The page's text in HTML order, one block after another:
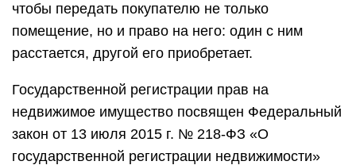
чтобы передать покупателю не только
помещение, но и право на него: один с ним
расстается, другой его приобретает.
Государственной регистрации прав на
недвижимое имущество посвящен Федеральный
закон от 13 июля 2015 г. № 218-ФЗ «О
государственной регистрации недвижимости»